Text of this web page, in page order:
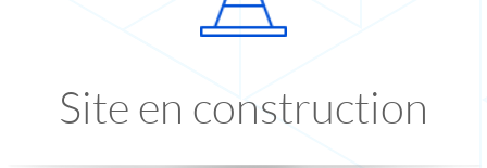
Site en construction